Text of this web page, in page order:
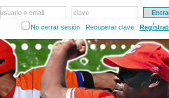
usuario o email
clave
No cerrar sesión
Recuperar clave